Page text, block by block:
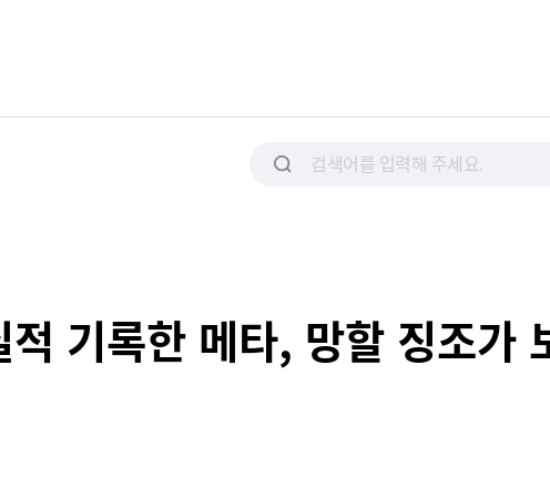
기록한 메타, 망할 징조가